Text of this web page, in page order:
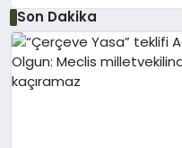
Son Dakika